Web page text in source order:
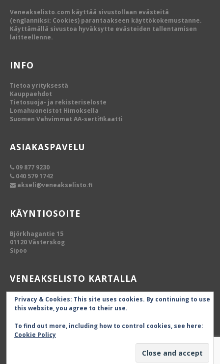
Veneakselisto.com käyttää sivustollaan evästeitä
(englanniksi: Cookies) parantaakseen käyttökokemustanne.
Käyttämällä sivustoa hyväksytte evästeiden tallentamisen
laitteellenne.
INFO
Tietoa yrityksestä
Kauppaehdot
Tietosuoja- ja rekisteriseloste
Lomahuoneistot Himoksella
Suomen Vahvimmat AA-sertifikaatti
ASIAKASPAVELU
09 877 9230
040 579 1742
akseli@veneakselisto.fi
KÄYNTIOSOITE
Björkhagantie 15
01120 Västerskog
Sipoo
VENEAKSELISTO KARTALLA
Privacy & Cookies: This site uses cookies. By continuing to use
this website, you agree to their use.
To find out more, including how to control cookies, see here:
Cookie Policy